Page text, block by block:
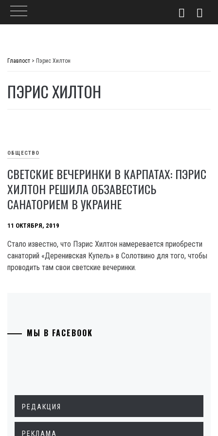
Главпост > Пэрис Хилтон
ПЭРИС ХИЛТОН
ОБЩЕСТВО
СВЕТСКИЕ ВЕЧЕРИНКИ В КАРПАТАХ: ПЭРИС
ХИЛТОН РЕШИЛА ОБЗАВЕСТИСЬ
САНАТОРИЕМ В УКРАИНЕ
11 ОКТЯБРЯ, 2019
Стало известно, что Пэрис Хилтон намеревается приобрести
санаторий «Деренивская Купель» в Солотвино для того, чтобы
проводить там свои светские вечеринки.
МЫ В FACEBOOK
РЕДАКЦИЯ
РЕКЛАМА